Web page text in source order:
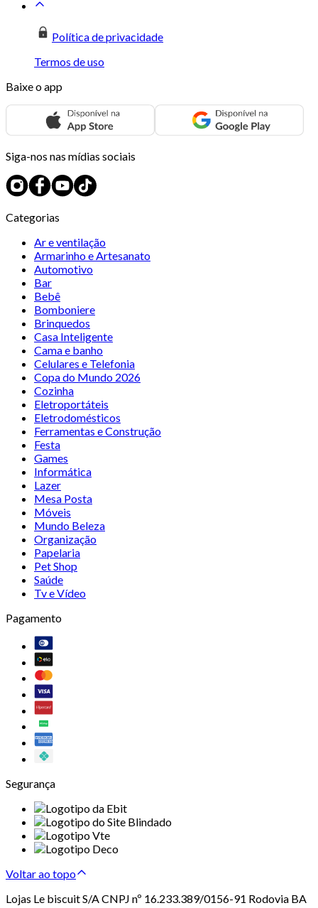
Política de privacidade
Termos de uso
Baixe o app
Siga-nos nas mídias sociais
Categorias
Ar e ventilação
Armarinho e Artesanato
Automotivo
Bar
Bebê
Bomboniere
Brinquedos
Casa Inteligente
Cama e banho
Celulares e Telefonia
Copa do Mundo 2026
Cozinha
Eletroportáteis
Eletrodomésticos
Ferramentas e Construção
Festa
Games
Informática
Lazer
Mesa Posta
Móveis
Mundo Beleza
Organização
Papelaria
Pet Shop
Saúde
Tv e Vídeo
Pagamento
Segurança
Voltar ao topo
Lojas Le biscuit S/A CNPJ nº 16.233.389/0156-91 Rodovia BA